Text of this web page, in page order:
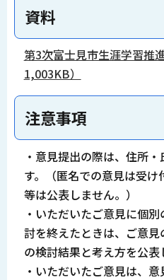
資料
第3次富士見市生涯学習推
1,003KB）
注意事項
・意見提出の際は、住所
す。（匿名での意見は受
等は公表しません。）
・いただいたご意見に個
討を終えたときは、ご意
の検討結果と考え方を公表
・いただいたご意見は、